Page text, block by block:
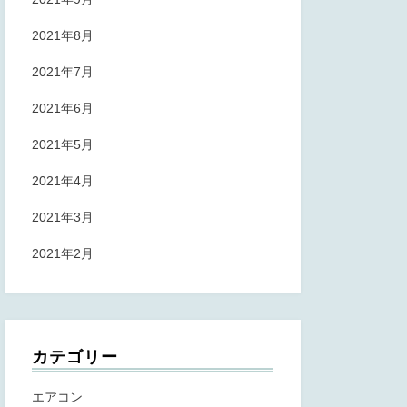
2021年8月
2021年7月
2021年6月
2021年5月
2021年4月
2021年3月
2021年2月
カテゴリー
エアコン